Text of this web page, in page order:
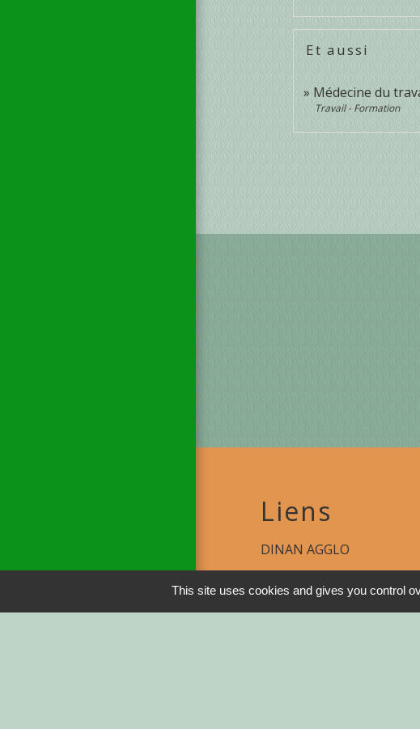
Et aussi
Médecine du
Travail - Formation
Liens
DINAN AGGLO
CINEMAS DINAN
COTES D'ARMOR
This site uses cookies and gives you control